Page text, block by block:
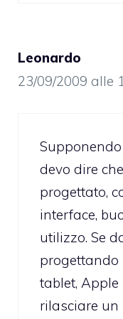
Leonardo
23/09/2009 alle
devo dire
progettato,
interface,
utilizzo. Se
progettando
tablet,
rilasciare